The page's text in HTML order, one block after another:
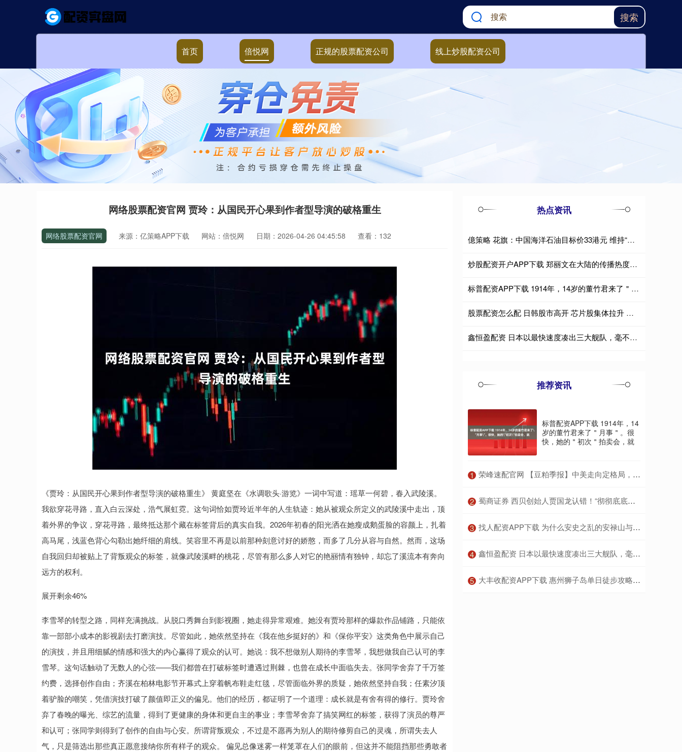
搜索
首页 倍悦网 正规的股票配资公司 线上炒股配资公司
网络股票配资官网 贾玲：从国民开心果到作者型导演的破格重生
网络股票配资官网 来源：亿策略APP下载 网站：倍悦网 日期：2026-04-26 04:45:58 查看：132
《贾玲：从国民开心果到作者型导演的破格重生》 黄庭坚在《水调歌头·游览》一词中写道：瑶草一何碧，春入武陵溪。
我欲穿花寻路，直入白云深处，浩气展虹霓。这句词恰如贾玲近半年的人生轨迹：她从被观众所定义的武陵溪中走出，顶
着外界的争议，穿花寻路，最终抵达那个藏在标签背后的真实自我。2026年初春的阳光洒在她瘦成鹅蛋脸的容颜上，扎着
高马尾，浅蓝色背心勾勒出她纤细的肩线。笑容里不再是以前那种刻意讨好的娇憨，而多了几分从容与自然。然而，这场
自我回归却被贴上了背叛观众的标签，就像武陵溪畔的桃花，尽管有那么多人对它的艳丽情有独钟，却忘了溪流本有奔向
远方的权利。
展开剩余46%
李雪琴的转型之路，同样充满挑战。从脱口秀舞台到影视圈，她走得异常艰难。她没有贾玲那样的爆款作品铺路，只能依
靠一部部小成本的影视剧去打磨演技。尽管如此，她依然坚持在《我在他乡挺好的》和《保你平安》这类角色中展示自己
的演技，并且用细腻的情感和强大的内心赢得了观众的认可。她说：我不想做别人期待的李雪琴，我想做我自己认可的李
雪琴。这句话触动了无数人的心弦——我们都曾在打破标签时遭遇过荆棘，也曾在成长中面临失去。张同学舍弃了千万签
约费，选择创作自由；齐溪在柏林电影节开幕式上穿着帆布鞋走红毯，尽管面临外界的质疑，她依然坚持自我；任素汐顶
着驴脸的嘲笑，凭借演技打破了颜值即正义的偏见。他们的经历，都证明了一个道理：成长就是有舍有得的修行。贾玲舍
弃了春晚的曝光、综艺的流量，得到了更健康的身体和更自主的事业；李雪琴舍弃了搞笑网红的标签，获得了演员的尊严
和认可；张同学则得到了创作的自由与心安。所谓背叛观众，不过是不愿再为别人的期待修剪自己的灵魂，所谓失去人
气，只是筛选出那些真正愿意接纳你所有样子的观众。 偏见总像迷雾一样笼罩在人们的眼前，但这并不能阻挡那些勇敢者
热点资讯
億策略 花旗：中国海洋石油目标价33港元 维持“买入”评级
炒股配资开户APP下载 郑丽文在大陆的传播热度竟是赖清德的3.1倍！
标普配资APP下载 1914年，14岁的董竹君来了＂月事＂。很快，她的＂初次＂拍卖会，就
股票配资怎么配 日韩股市高开 芯片股集体拉升 三星电子涨近4%
鑫恒盈配资 日本以最快速度凑出三大舰队，毫不掩饰武力介入台海的野心
推荐资讯
标普配资APP下载 1914年，14
岁的董竹君来了＂月事＂。很
快，她的＂初次＂拍卖会，就
1 ​荣峰速配官网 【豆粕季报】中美走向定格局，四季度不悲观
2 ​蜀商证券 西贝创始人贾国龙认错！“彻彻底底向胖东来学习”
3 ​找人配资APP下载 为什么安史之乱的安禄山与史思明最终被自己儿子干掉了？
4 ​鑫恒盈配资 日本以最快速度凑出三大舰队，毫不掩饰武力介入台海的野心
5 ​大丰收配资APP下载 惠州狮子岛单日徒步攻略：穿越原始海岸线，赴一场山海之约